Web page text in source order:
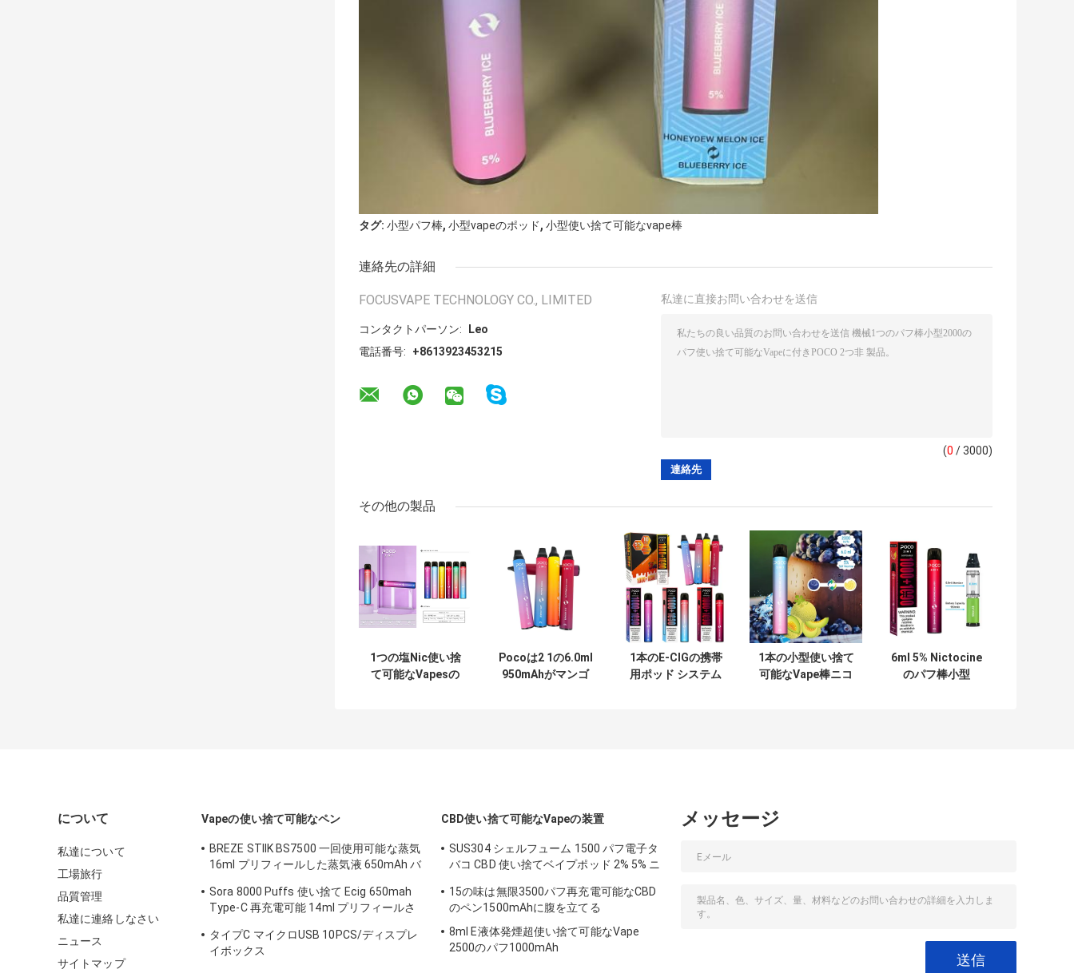
タグ: 小型パフ棒, 小型vapeのポッド, 小型使い捨て可能なvape棒
連絡先の詳細
FOCUSVAPE TECHNOLOGY CO., LIMITED
コンタクトパーソン:
Leo
電話番号:
+8613923453215
私達に直接お問い合わせを送信
(0 / 3000)
その他の製品
1つの塩Nic使い捨
て可能なVapesの
Pocoは2 1の6.0ml
950mAhがマンゴ
1本のE-CIGの携帯
用ポッド システム
1本の小型使い捨て
可能なVape棒ニコ
6ml 5% Nictocine
のパフ棒小型
について
私達について
工場旅行
品質管理
私達に連絡しなさい
ニュース
サイトマップ
Vapeの使い捨て可能なペン
BREZE STIIK BS7500 一回使用可能な蒸気
16ml プリフィールした蒸気液 650mAh バ
Sora 8000 Puffs 使い捨て Ecig 650mah
Type-C 再充電可能 14ml プリフィールさ
タイプC マイクロUSB 10PCS/ディスプレ
イボックス
CBD使い捨て可能なVapeの装置
SUS304 シェルフューム 1500 パフ電子タ
バコ CBD 使い捨てベイプポッド 2% 5% ニ
15の味は無限3500パフ再充電可能なCBD
のペン1500mAhに腹を立てる
8ml E液体発煙超使い捨て可能なVape
2500のパフ1000mAh
メッセージ